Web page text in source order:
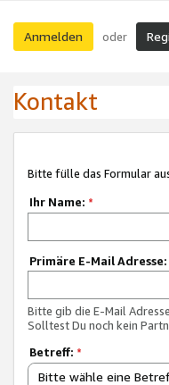
Anmelden oder
Kontakt
Bitte fülle das Formular
Ihr Name: *
Primäre E-Mail Adresse:
Bitte gib die E-Mail
Solltest Du noch kein
Betreff: *
Bitte wähle eine